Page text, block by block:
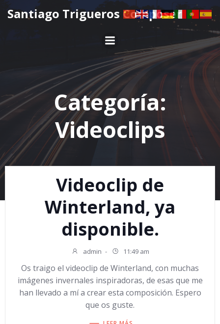
Saltar
al
contenido
Santiago Trigueros Composer
Categoría:
Videoclips
Videoclip de
Winterland, ya
disponible.
admin - 11:49 am
Os traigo el videoclip de Winterland, con muchas
imágenes invernales inspiradoras, de esas que me
han llevado a mí a crear esta composición. Espero
que os guste.